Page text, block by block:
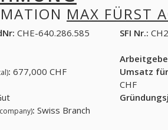
MAX FÜRST
CHE-640.286.585 SFI Nr.:
: 677,000 CHF Umsatz
CHF
: Swiss Branch